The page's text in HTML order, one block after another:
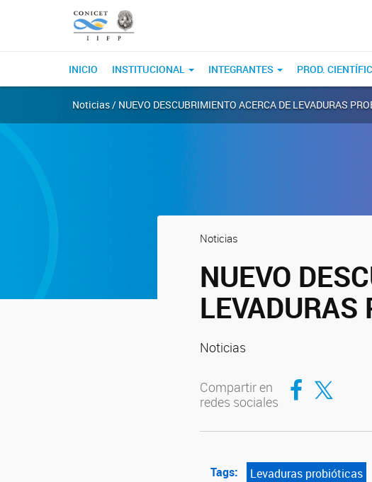
INICIO INSTITUCIONAL INTEGRANTES PROD.
Noticias / NUEVO DESCUBRIMIENTO ACERCA DE LEVADURAS
Noticias
NUEVO
LEVADURAS
Noticias
Compartir en
redes sociales
Compartir en Facebook
Compartir en Twitter
Tags: Levaduras probióticas